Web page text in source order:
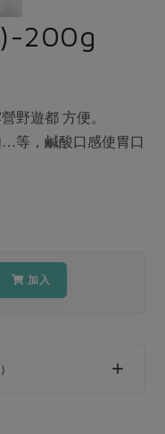
200g
野遊都 方便。
等，鹹酸口感使胃口
加入